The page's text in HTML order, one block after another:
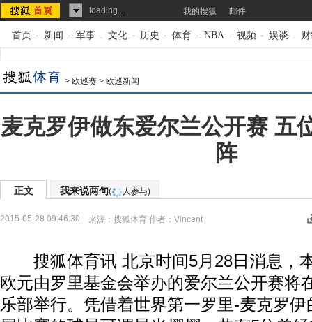
loading... 我的搜狐 邮件
首页 - 新闻 - 军事 - 文化 - 历史 - 体育 - NBA - 视频 - 娱谈 -
> 欧巡赛 > 欧巡新闻
麦克罗伊做东爱尔兰公开赛 五
阵
正文 我来说两句( 人参与)
2015-05-28 09:46:30 来源： 搜狐体育 作者：Vincent
搜狐体育讯 北京时间5月28日消息，
欧元由罗里基金会举办的爱尔兰公开赛将
乐部举行。凭借着世界第一罗里-麦克罗